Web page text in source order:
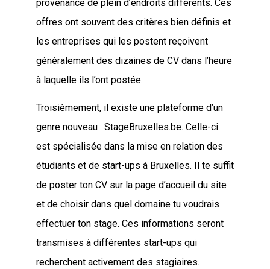
provenance de plein d’endroits différents. Ces
offres ont souvent des critères bien définis et
les entreprises qui les postent reçoivent
généralement des dizaines de CV dans l’heure
à laquelle ils l’ont postée.
Troisièmement, il existe une plateforme d’un
genre nouveau : StageBruxelles.be. Celle-ci
est spécialisée dans la mise en relation des
étudiants et de start-ups à Bruxelles. Il te suffit
de poster ton CV sur la page d’accueil du site
et de choisir dans quel domaine tu voudrais
effectuer ton stage. Ces informations seront
transmises à différentes start-ups qui
recherchent activement des stagiaires.